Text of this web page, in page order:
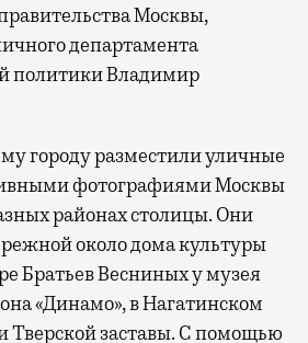
Москвы,
департамента
политики Владимир
городу разместили уличные
фотографиями Москвы
районах столицы. Они
около дома культуры
Братьев Весниных у музея
«Динамо», в Нагатинском
Тверской заставы. С помощью